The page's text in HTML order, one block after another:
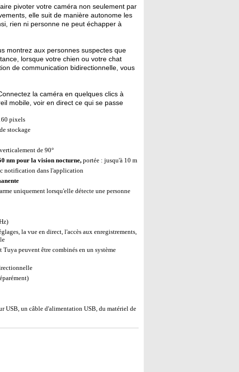
pivoter votre caméra non seulement par
elle suit de manière autonome les
rien ni personne ne peut échapper à
montrez aux personnes suspectes que
lorsque votre chien ou votre chat
de communication bidirectionnelle, vous
la caméra en quelques clics à
mobile, voir en direct ce qui se passe
pixels
stockage
de 90°
nm pour la vision nocturne, portée : jusqu'à 10 m
notification dans l'application
uniquement lorsqu'elle détecte une personne
la vue en direct, l'accès aux enregistrements,
peuvent être combinés en un système
USB, un câble d'alimentation USB, du matériel de